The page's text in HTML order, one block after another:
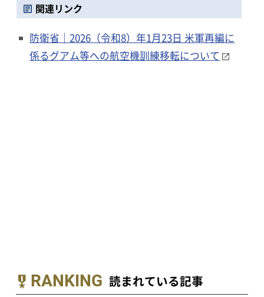
関連リンク
防衛省｜2026（令和8）年1月23日 米軍再編に
係るグアム等への航空機訓練移転について
RANKING 読まれている記事